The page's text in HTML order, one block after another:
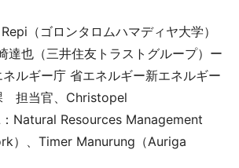
（ゴロンタロムハマディヤ大学）
達也（三井住友トラストグループ）ー
ルギー庁 省エネルギー新エネルギー
担当官、Christopel
Natural Resources Management
）、Timer Manurung（Auriga